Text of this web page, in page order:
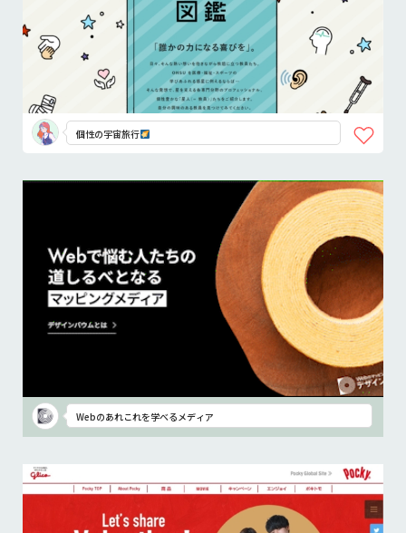
個性の宇宙旅行
Webのあれこれを学べるメディア